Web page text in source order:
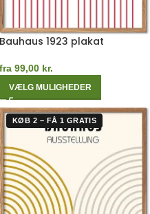
Bauhaus 1923 plakat
fra 99,00 kr.
VÆLG MULIGHEDER
KØB 2 – FÅ 1 GRATIS